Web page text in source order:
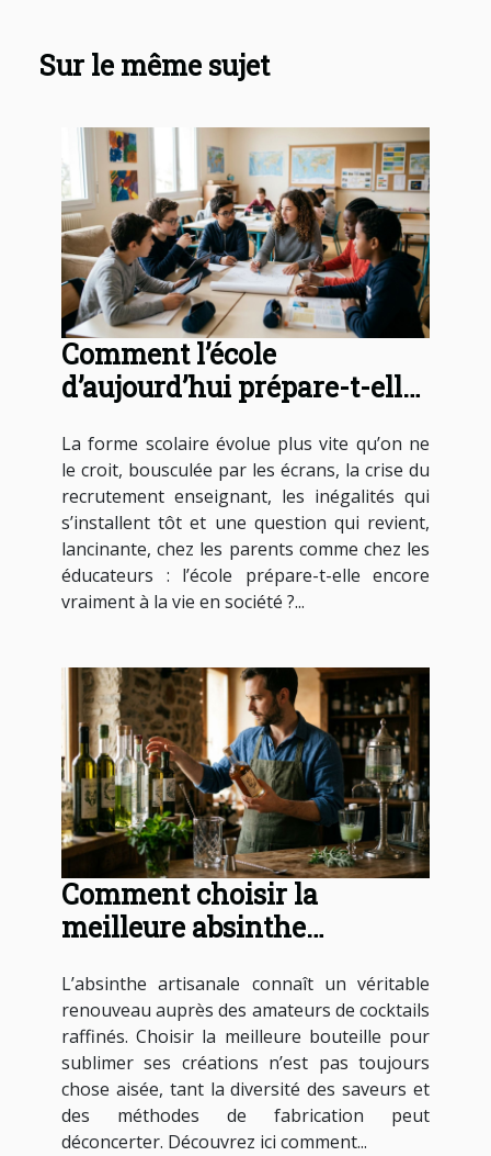
Sur le même sujet
Comment l’école
d’aujourd’hui prépare-t-elle
La forme scolaire évolue plus vite qu’on ne
le croit, bousculée par les écrans, la crise du
recrutement enseignant, les inégalités qui
s’installent tôt et une question qui revient,
lancinante, chez les parents comme chez les
éducateurs : l’école prépare-t-elle encore
vraiment à la vie en société ?...
Comment choisir la
meilleure absinthe
cocktails ?
L’absinthe artisanale connaît un véritable
renouveau auprès des amateurs de cocktails
raffinés. Choisir la meilleure bouteille pour
sublimer ses créations n’est pas toujours
chose aisée, tant la diversité des saveurs et
des méthodes de fabrication peut
déconcerter. Découvrez ici comment...